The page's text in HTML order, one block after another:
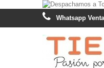
Whatsapp